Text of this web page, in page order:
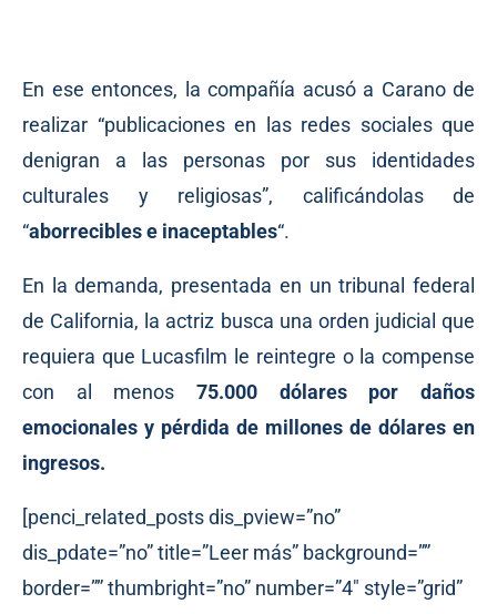
En ese entonces, la compañía acusó a Carano de
realizar “publicaciones en las redes sociales que
denigran a las personas por sus identidades
culturales y religiosas”, calificándolas de
“aborrecibles e inaceptables“.
En la demanda, presentada en un tribunal federal
de California, la actriz busca una orden judicial que
requiera que Lucasfilm le reintegre o la compense
con al menos 75.000 dólares por daños
emocionales y pérdida de millones de dólares en
ingresos.
[penci_related_posts dis_pview=”no”
dis_pdate=”no” title=”Leer más” background=””
border=”” thumbright=”no” number=”4″ style=”grid”